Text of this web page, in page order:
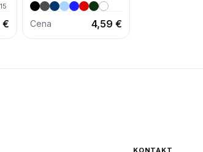
€ Cena 4,59 €
KONTAKT